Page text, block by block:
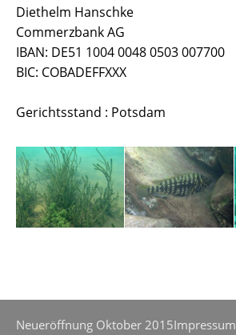
Diethelm Hanschke
Commerzbank AG
IBAN: DE51 1004 0048 0503 007700
BIC: COBADEFFXXX
Gerichtsstand : Potsdam
Neueröffnung Oktober 2015Impressum